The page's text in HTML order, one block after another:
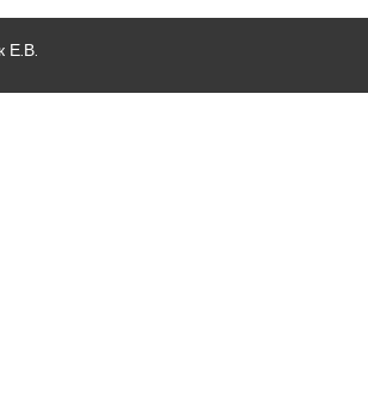
Е.В.